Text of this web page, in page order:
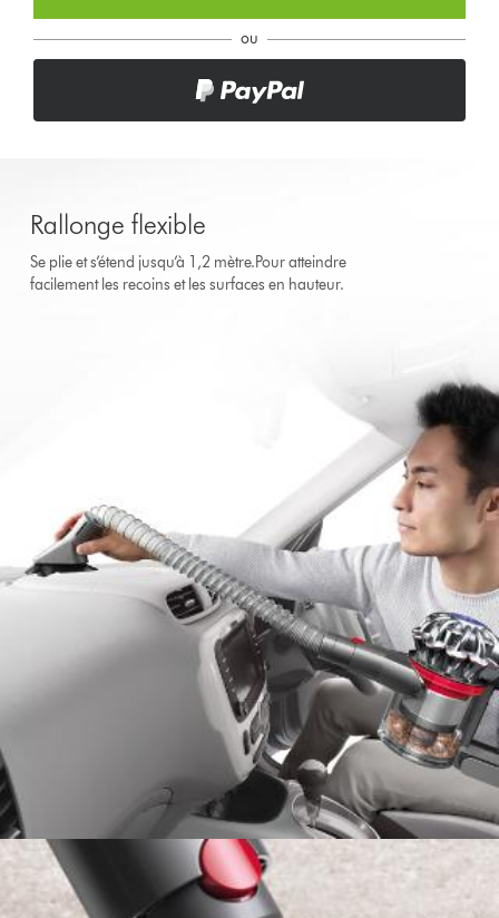
ou
Rallonge flexible
Se plie et s’étend jusqu’à 1,2 mètre.Pour atteindre
facilement les recoins et les surfaces en hauteur.